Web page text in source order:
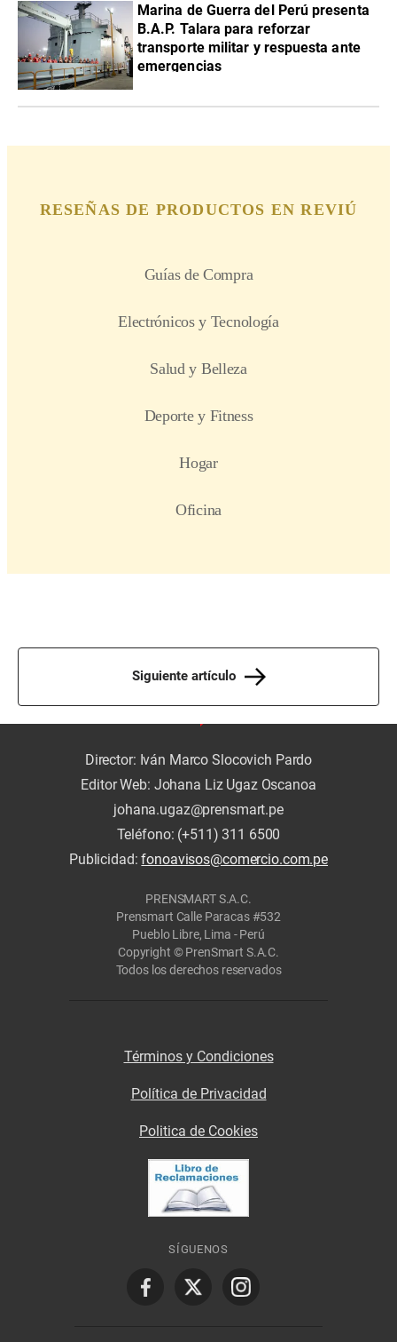
Marina de Guerra del Perú presenta
B.A.P. Talara para reforzar
transporte militar y respuesta ante
emergencias
Siguiente artículo
Director: Iván Marco Slocovich Pardo
Editor Web: Johana Liz Ugaz Oscanoa
johana.ugaz@prensmart.pe
Teléfono: (+511) 311 6500
Publicidad:fonoavisos@comercio.com.pe
PRENSMART S.A.C.
Prensmart Calle Paracas #532
Pueblo Libre, Lima - Perú
Copyright © PrenSmart S.A.C.
Todos los derechos reservados
Términos y Condiciones
Política de Privacidad
Politica de Cookies
SÍGUENOS